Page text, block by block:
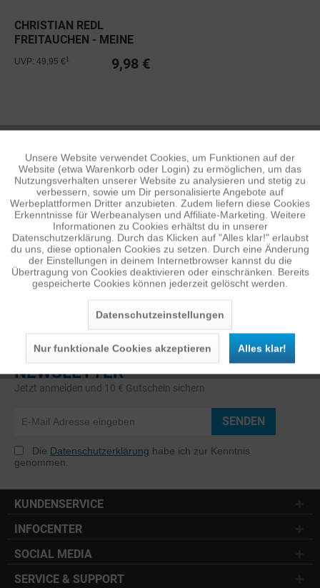
CHRISTIAN REDL
FREITAUCHEN - MEINE
WELT IN BILDERN
9,98 €
UVP: 49,95 €
NULLZEIT LTD.
NEWSLETTER
Jetzt anmelden und 10 € Gutschein sichern
SENDEN
Die Datenschutzerklärung habe ich zur Kenntnis
genommen.
KUNDENSERVICE
INFOCENTER
SOCIAL MEDIA
SERVICE & SUPPORT
Funktionale Aktiv
Tracking Inaktiv
Personalisierung Inaktiv
Service Inaktiv
Unsere Website verwendet Cookies, um Funktionen auf der
Website (etwa Warenkorb oder Login) zu ermöglichen, um das
Nutzungsverhalten unserer Website zu analysieren und stetig zu
verbessern, sowie um Dir personalisierte Angebote auf
Werbeplattformen Dritter anzubieten. Zudem liefern diese Cookies
Erkenntnisse für Werbeanalysen und Affiliate-Marketing. Weitere
Informationen zu Cookies erhältst du in unserer
Datenschutzerklärung. Durch das Klicken auf "Alles klar!" erlaubst
du uns, diese optionalen Cookies zu setzen. Durch eine Änderung
der Einstellungen in deinem Internetbrowser kannst du die
Übertragung von Cookies deaktivieren oder einschränken. Bereits
gespeicherte Cookies können jederzeit gelöscht werden.
Datenschutzeinstellungen
Nur funktionale Cookies akzeptieren Alles klar!